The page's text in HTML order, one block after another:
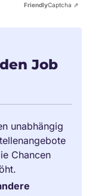
FriendlyCaptcha ⇗
Job
unabhängig
Chancen